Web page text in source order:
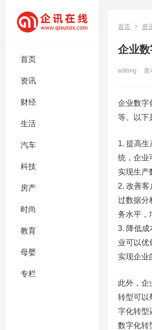
首页
资讯
财经
生活
汽车
科技
房产
时尚
教育
母婴
专栏
首页 资
企业
editing 发
企业数字
等。以下
1. 提高
统，企业
实现生产
2. 改善
过数据分
务水平，
3. 降低成
业可以优
实现企业
此外，企
转型可以
字化转型
数字化转